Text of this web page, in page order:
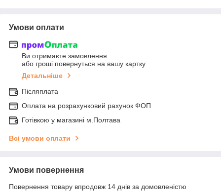
Умови оплати
Ви отримаєте замовлення
або гроші повернуться на вашу картку
Детальніше
Післяплата
Оплата на розрахунковий рахунок ФОП
Готівкою у магазині м.Полтава
Всі умови оплати
Умови повернення
Повернення товару впродовж 14 днів за домовленістю